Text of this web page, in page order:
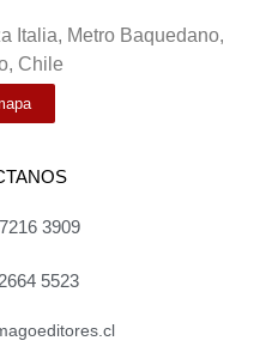
Italia, Metro Baquedano,
Chile
3909
5523